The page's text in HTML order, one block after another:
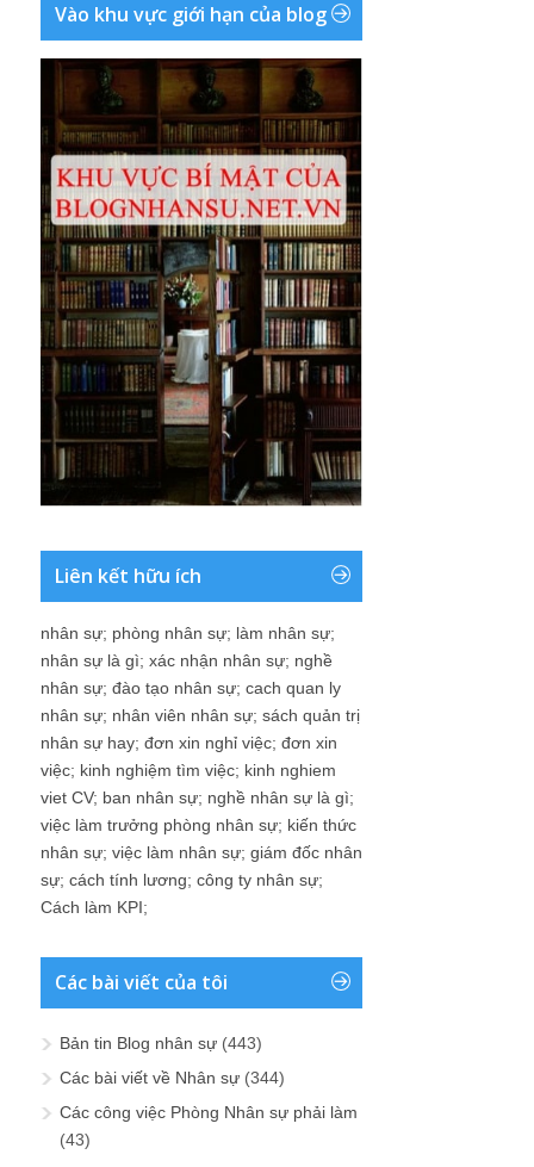
Vào khu vực giới hạn của blog
Liên kết hữu ích
nhân sự; phòng nhân sự; làm nhân sự;
nhân sự là gì; xác nhận nhân sự; nghề
nhân sự; đào tạo nhân sự; cach quan ly
nhân sự; nhân viên nhân sự; sách quản trị
nhân sự hay; đơn xin nghỉ việc; đơn xin
việc; kinh nghiệm tìm việc; kinh nghiem
viet CV; ban nhân sự; nghề nhân sự là gì;
việc làm trưởng phòng nhân sự; kiến thức
nhân sự; việc làm nhân sự; giám đốc nhân
sự; cách tính lương; công ty nhân sự;
Cách làm KPI;
Các bài viết của tôi
Bản tin Blog nhân sự (443)
Các bài viết về Nhân sự (344)
Các công việc Phòng Nhân sự phải làm
(43)